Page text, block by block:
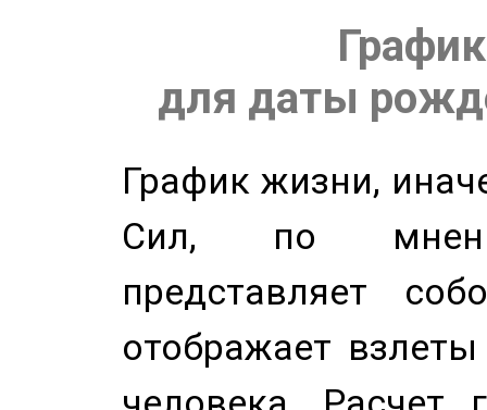
для даты
График жизни,
Сил, по
представляет
отображает